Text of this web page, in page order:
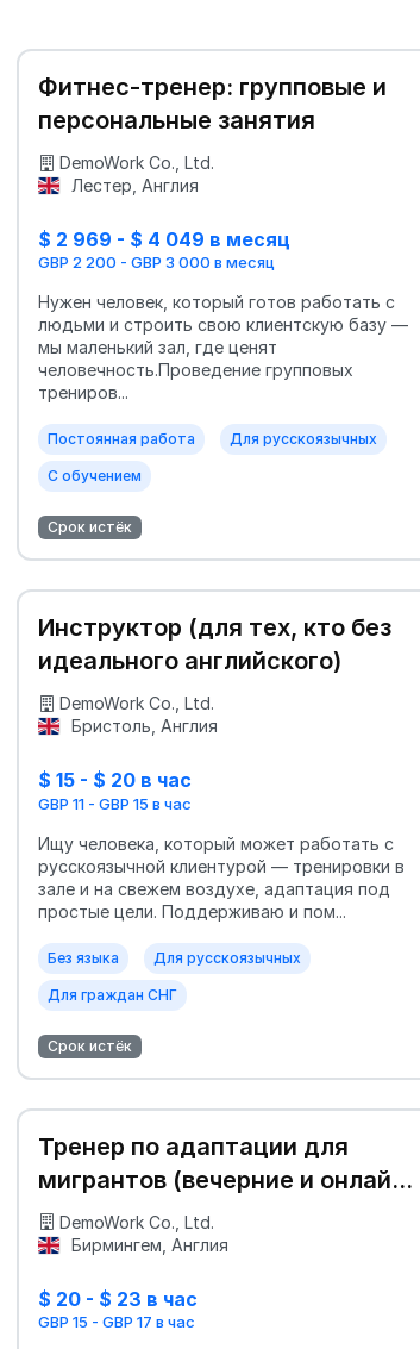
Фитнес-тренер: групповые и
персональные занятия
DemoWork Co., Ltd.
Лестер, Англия
$ 2 969 - $ 4 049 в месяц
GBP 2 200 - GBP 3 000 в месяц
Нужен человек, который готов работать с
людьми и строить свою клиентскую базу —
мы маленький зал, где ценят
человечность.Проведение групповых
трениров...
Постоянная работа Для русскоязычных
С обучением
Срок истёк
Инструктор (для тех, кто без
идеального английского)
DemoWork Co., Ltd.
Бристоль, Англия
$ 15 - $ 20 в час
GBP 11 - GBP 15 в час
Ищу человека, который может работать с
русскоязычной клиентурой — тренировки в
зале и на свежем воздухе, адаптация под
простые цели. Поддерживаю и пом...
Без языка Для русскоязычных
Для граждан СНГ
Срок истёк
Тренер по адаптации для
мигрантов (вечерние и онлайн
занятия)
DemoWork Co., Ltd.
Бирмингем, Англия
$ 20 - $ 23 в час
GBP 15 - GBP 17 в час